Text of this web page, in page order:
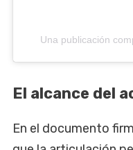
Una publicación
El alcance del
En el documento